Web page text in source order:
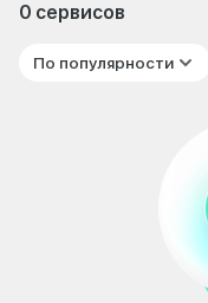
0 сервисов
По популярности